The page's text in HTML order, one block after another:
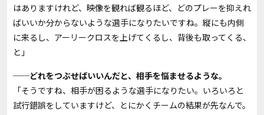
はありますけれど、映像を観れば観るほど、どのプレーを抑えれ
ばいいか分からないような選手になりたいですね。縦にも内側
に来るし、アーリークロスを上げてくるし、背後も取ってくる、
と」
──どれをつぶせばいいんだと、相手を悩ませるような。
「そうですね、相手が困るような選手になりたい。いろいろと
試行錯誤をしていますけど、とにかくチームの結果が先なんで。